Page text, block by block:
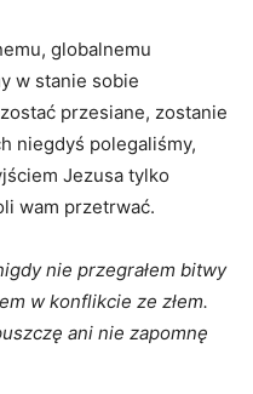
globalnemu
w stanie sobie
przesiane, zostanie
niegdyś polegaliśmy,
Jezusa tylko
wam przetrwać.
nie przegrałem bitwy
w konflikcie ze złem.
ani nie zapomnę